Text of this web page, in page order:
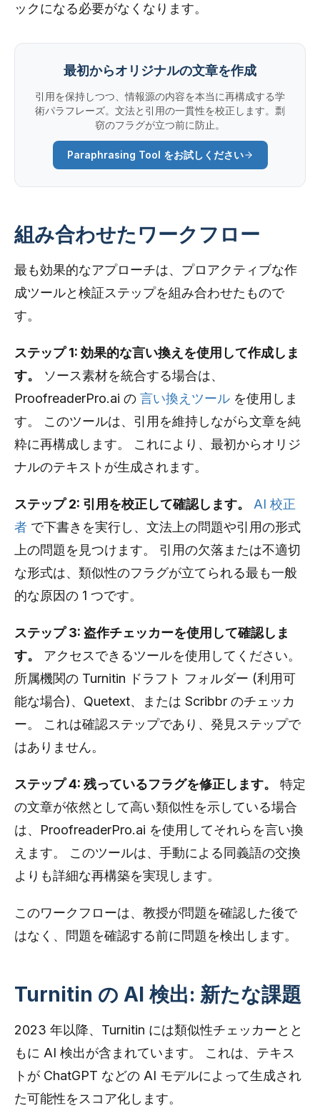
ックになる必要がなくなります。
最初からオリジナルの文章を作成
引用を保持しつつ、情報源の内容を本当に再構成する学
術パラフレーズ。文法と引用の一貫性を校正します。剽
窃のフラグが立つ前に防止。
Paraphrasing Tool をお試しください
組み合わせたワークフロー
最も効果的なアプローチは、プロアクティブな作
成ツールと検証ステップを組み合わせたもので
す。
ステップ 1: 効果的な言い換えを使用して作成しま
す。
ソース素材を統合する場合は、
ProofreaderPro.ai の 言い換えツール を使用しま
す。 このツールは、引用を維持しながら文章を純
粋に再構成します。 これにより、最初からオリジ
ナルのテキストが生成されます。
ステップ 2: 引用を校正して確認します。
AI 校正
者 で下書きを実行し、文法上の問題や引用の形式
上の問題を見つけます。 引用の欠落または不適切
な形式は、類似性のフラグが立てられる最も一般
的な原因の 1 つです。
ステップ 3: 盗作チェッカーを使用して確認しま
す。
アクセスできるツールを使用してください。
所属機関の Turnitin ドラフト フォルダー (利用可
能な場合)、Quetext、または Scribbr のチェッカ
ー。 これは確認ステップであり、発見ステップで
はありません。
ステップ 4: 残っているフラグを修正します。
特定
の文章が依然として高い類似性を示している場合
は、ProofreaderPro.ai を使用してそれらを言い換
えます。 このツールは、手動による同義語の交換
よりも詳細な再構築を実現します。
このワークフローは、教授が問題を確認した後で
はなく、問題を確認する前に問題を検出します。
Turnitin の AI 検出: 新たな課題
2023 年以降、Turnitin には類似性チェッカーとと
もに AI 検出が含まれています。 これは、テキス
トが ChatGPT などの AI モデルによって生成され
た可能性をスコア化します。